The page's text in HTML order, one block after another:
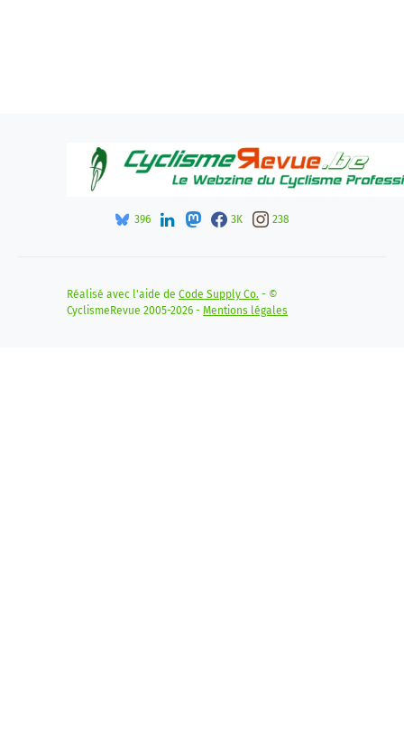
396 3K 238
Réalisé avec l'aide de Code Supply Co. - ©
CyclismeRevue 2005-2026 - Mentions légales